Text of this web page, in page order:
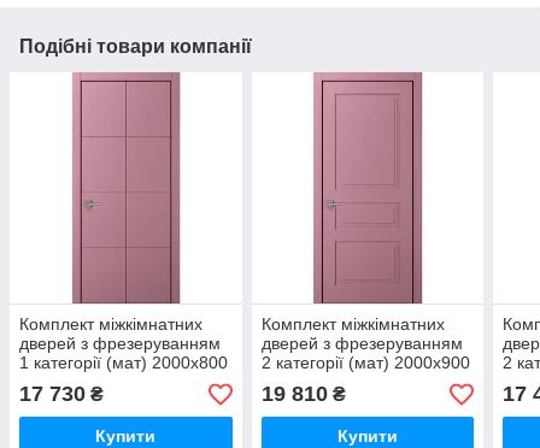
Подібні товари компанії
Комплект міжкімнатних
дверей з фрезеруванням
1 категорії (мат) 2000х800
17 730 ₴
Купити
Комплект міжкімнатних
дверей з фрезеруванням
2 категорії (мат) 2000х900
19 810₴
Купити
2
17